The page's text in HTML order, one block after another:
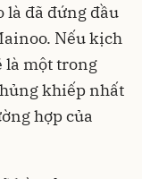
là đã đứng đầu
Nếu kịch
là một trong
khiếp nhất
hợp của